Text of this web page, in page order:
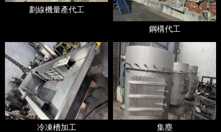
劃線機量產代工
鋼構代工
冷凍槽加工 集塵